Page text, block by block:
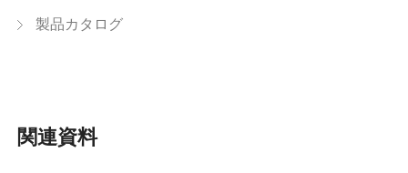
製品カタログ
関連資料